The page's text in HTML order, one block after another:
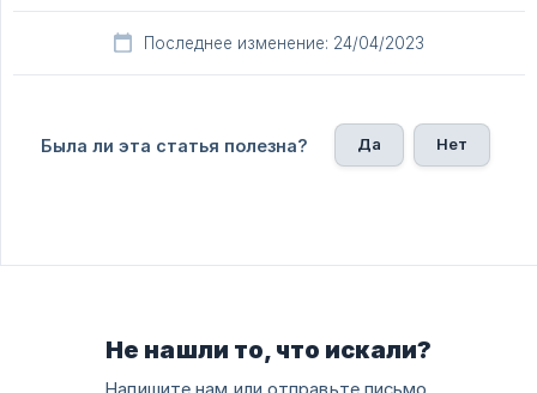
Последнее изменение: 24/04/2023
Была ли эта статья полезна? Да Нет
Не нашли то, что искали?